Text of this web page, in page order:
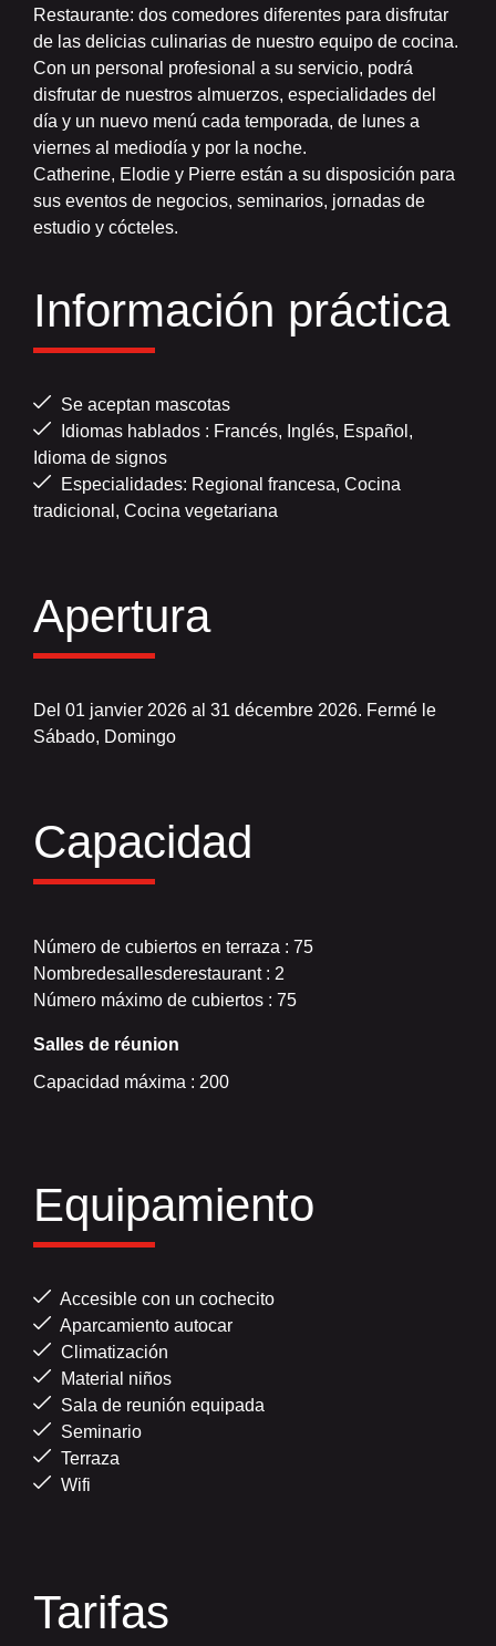
Restaurante: dos comedores diferentes para disfrutar
de las delicias culinarias de nuestro equipo de cocina.
Con un personal profesional a su servicio, podrá
disfrutar de nuestros almuerzos, especialidades del
día y un nuevo menú cada temporada, de lunes a
viernes al mediodía y por la noche.
Catherine, Elodie y Pierre están a su disposición para
sus eventos de negocios, seminarios, jornadas de
estudio y cócteles.
Información práctica
Se aceptan mascotas
Idiomas hablados : Francés, Inglés, Español,
Idioma de signos
Especialidades: Regional francesa, Cocina
tradicional, Cocina vegetariana
Apertura
Del 01 janvier 2026 al 31 décembre 2026. Fermé le
Sábado, Domingo
Capacidad
Número de cubiertos en terraza : 75
Nombredesallesderestaurant : 2
Número máximo de cubiertos : 75
Salles de réunion
Capacidad máxima : 200
Equipamiento
Accesible con un cochecito
Aparcamiento autocar
Climatización
Material niños
Sala de reunión equipada
Seminario
Terraza
Wifi
Tarifas